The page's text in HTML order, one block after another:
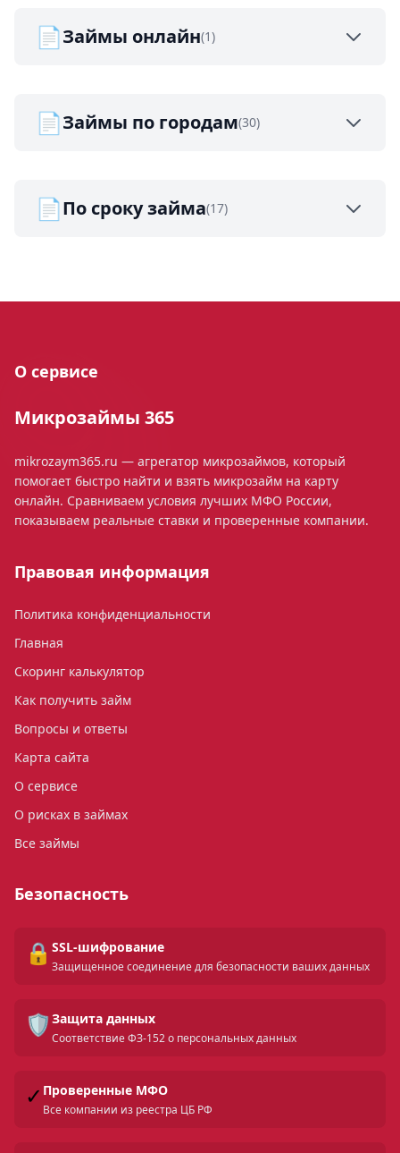
📄Займы онлайн(1)
📄Займы по городам(30)
📄По сроку займа(17)
О сервисе
Микрозаймы 365
mikrozaym365.ru — агрегатор микрозаймов, который
помогает быстро найти и взять микрозайм на карту
онлайн. Сравниваем условия лучших МФО России,
показываем реальные ставки и проверенные компании.
Правовая информация
Политика конфиденциальности
Главная
Скоринг калькулятор
Как получить займ
Вопросы и ответы
Карта сайта
О сервисе
О рисках в займах
Все займы
Безопасность
🔒 SSL-шифрование
Защищенное соединение для безопасности ваших данных
🛡️ Защита данных
Соответствие ФЗ-152 о персональных данных
✓ Проверенные МФО
Все компании из реестра ЦБ РФ